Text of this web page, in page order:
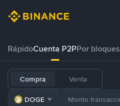
RápidoCuenta P2PPor bloques
Compra Venta
DOGE